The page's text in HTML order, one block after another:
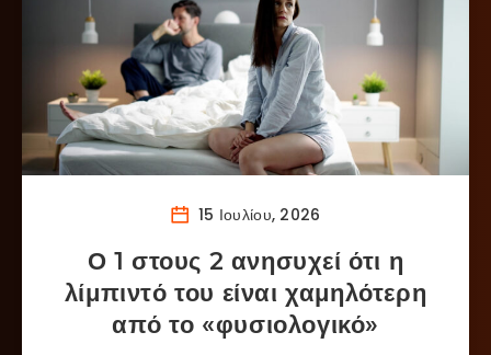
15 Ιουλίου, 2026
Ο 1 στους 2 ανησυχεί ότι η
λίμπιντό του είναι χαμηλότερη
από το «φυσιολογικό»